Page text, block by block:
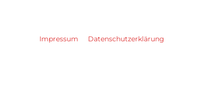
Impressum Datenschutzerklärung